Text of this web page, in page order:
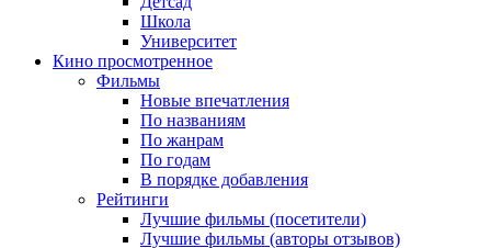
Школа
Университет
Кино просмотренное
Фильмы
Новые впечатления
По названиям
По жанрам
По годам
В порядке добавления
Рейтинги
Лучшие фильмы (посетители)
Лучшие фильмы (авторы отзывов)